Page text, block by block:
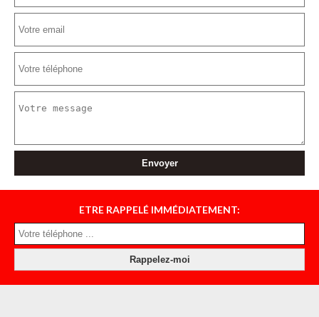
ETRE RAPPELÉ IMMÉDIATEMENT: